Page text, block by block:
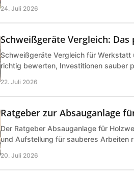
24. Juli 2026
Schweißgeräte Vergleich:
Schweißgeräte Vergleich für
richtig bewerten, Investitionen sauber
22. Juli 2026
Ratgeber zur Absauganlage
Der Ratgeber Absauganlage für
und Aufstellung für sauberes Arbeiten
20. Juli 2026